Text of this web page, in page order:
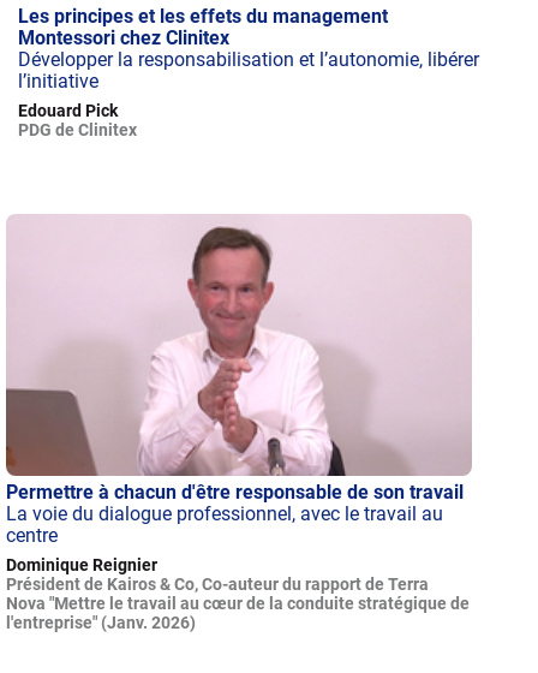
Les principes et les effets du management
Montessori chez Clinitex
Développer la responsabilisation et l’autonomie, libérer
l’initiative
Edouard Pick
PDG de Clinitex
Permettre à chacun d'être responsable de son travail
La voie du dialogue professionnel, avec le travail au
centre
Dominique Reignier
Président de Kairos & Co, Co-auteur du rapport de Terra
Nova "Mettre le travail au cœur de la conduite stratégique de
l'entreprise" (Janv. 2026)